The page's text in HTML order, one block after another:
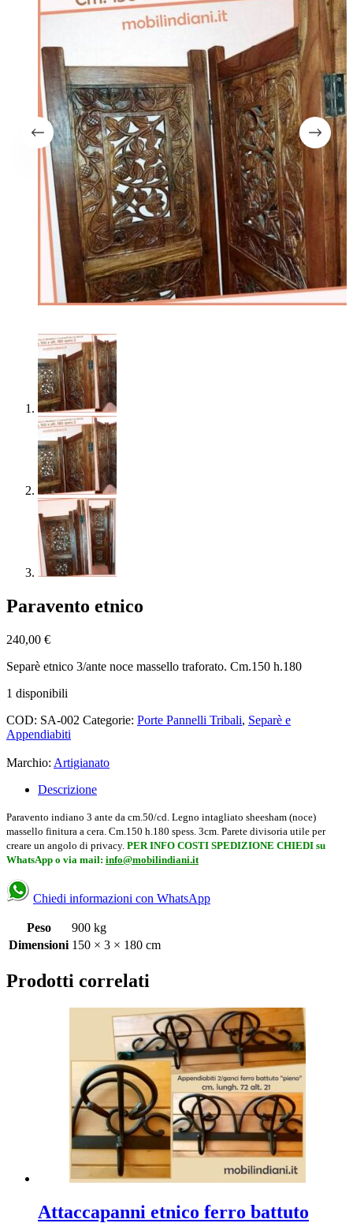
Paravento etnico
240,00 €
Separè etnico 3/ante noce massello traforato. Cm.150 h.180
1 disponibili
COD: SA-002 Categorie: Porte Pannelli Tribali, Separè e
Appendiabiti
Marchio: Artigianato
Descrizione
Paravento indiano 3 ante da cm.50/cd. Legno intagliato sheesham (noce)
massello finitura a cera. Cm.150 h.180 spess. 3cm. Parete divisoria utile per
creare un angolo di privacy. PER INFO COSTI SPEDIZIONE CHIEDI su
WhatsApp o via mail: info@mobilindiani.it
Chiedi informazioni con WhatsApp
Peso
900 kg
Dimensioni 150 × 3 × 180 cm
Prodotti correlati
Attaccapanni etnico ferro battuto